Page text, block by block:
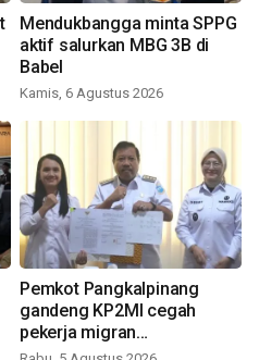
Mendukbangga minta SPPG
aktif salurkan MBG 3B di
Babel
Kamis, 6 Agustus 2026
Pemkot Pangkalpinang
gandeng KP2MI cegah
pekerja migran
nonprosedural